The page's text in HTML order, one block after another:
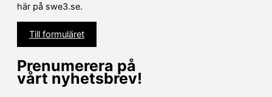
här på swe3.se.
Till formuläret
Prenumerera på
vårt nyhetsbrev!